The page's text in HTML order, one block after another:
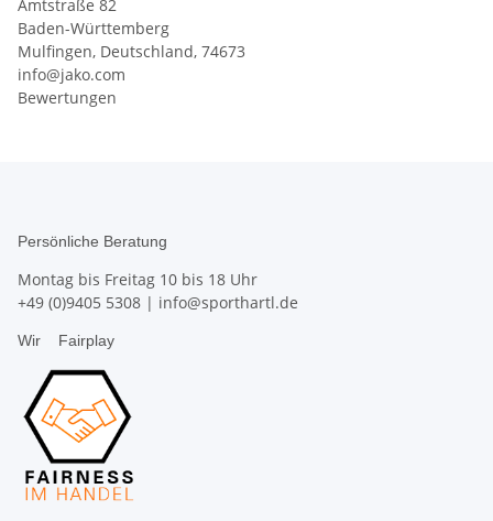
Amtstraße 82
Baden-Württemberg
Mulfingen, Deutschland, 74673
info@jako.com
Bewertungen
Persönliche Beratung
Montag bis Freitag 10 bis 18 Uhr
+49 (0)9405 5308 | info@sporthartl.de
Wir Fairplay